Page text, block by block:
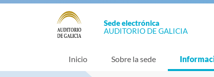
Sede electrónica
AUDITORIO DE GALICIA
Inicio Sobre la sede